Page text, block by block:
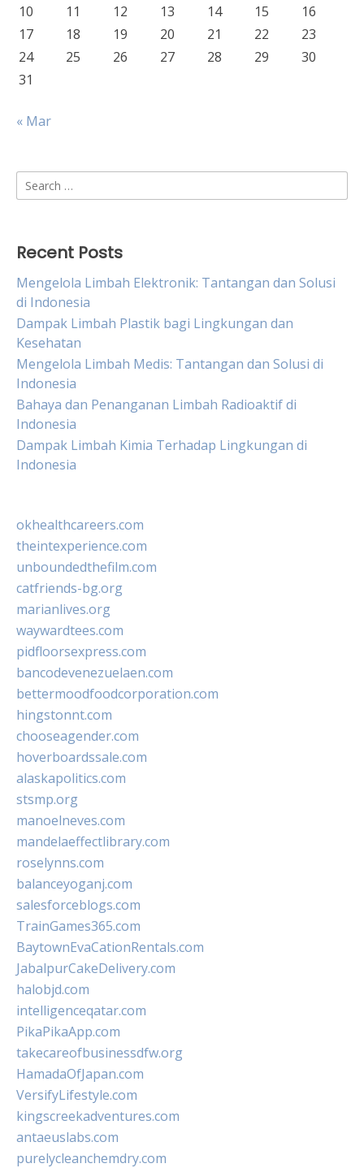
10 11 12 13 14 15
16
17
18 19 20 21 22
23
24
25 26 27 28 29
30
31
« Mar
Search
for:
Recent Posts
Mengelola Limbah Elektronik: Tantangan dan Solusi
di Indonesia
Dampak Limbah Plastik bagi Lingkungan dan
Kesehatan
Mengelola Limbah Medis: Tantangan dan Solusi di
Indonesia
Bahaya dan Penanganan Limbah Radioaktif di
Indonesia
Dampak Limbah Kimia Terhadap Lingkungan di
Indonesia
okhealthcareers.com
theintexperience.com
unboundedthefilm.com
catfriends-bg.org
marianlives.org
waywardtees.com
pidfloorsexpress.com
bancodevenezuelaen.com
bettermoodfoodcorporation.com
hingstonnt.com
chooseagender.com
hoverboardssale.com
alaskapolitics.com
stsmp.org
manoelneves.com
mandelaeffectlibrary.com
roselynns.com
balanceyoganj.com
salesforceblogs.com
TrainGames365.com
BaytownEvaCationRentals.com
JabalpurCakeDelivery.com
halobjd.com
intelligenceqatar.com
PikaPikaApp.com
takecareofbusinessdfw.org
HamadaOfJapan.com
VersifyLifestyle.com
kingscreekadventures.com
antaeuslabs.com
purelycleanchemdry.com